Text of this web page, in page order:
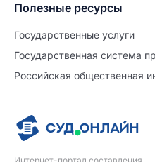
Полезные ресурсы
Государственные услуги
Государственная система
Российская общественная
Уже заполнено
Шаг 0 из 15
№5728541